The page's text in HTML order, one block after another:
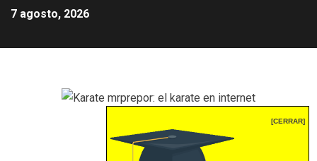
[CERRAR]
7 agosto, 2026
Karate mrprepor: el